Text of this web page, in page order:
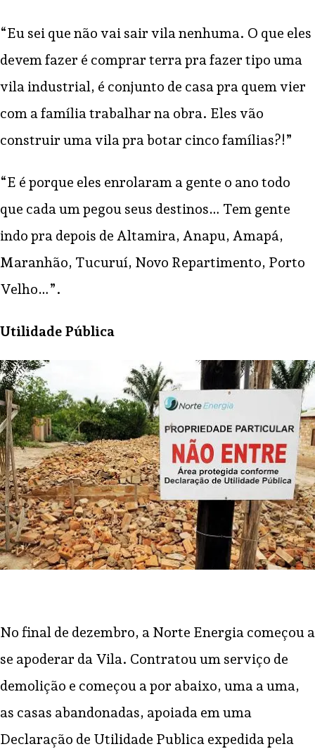
“Eu sei que não vai sair vila nenhuma. O que eles
devem fazer é comprar terra pra fazer tipo uma
vila industrial, é conjunto de casa pra quem vier
com a família trabalhar na obra. Eles vão
construir uma vila pra botar cinco famílias?!”
“E é porque eles enrolaram a gente o ano todo
que cada um pegou seus destinos… Tem gente
indo pra depois de Altamira, Anapu, Amapá,
Maranhão, Tucuruí, Novo Repartimento, Porto
Velho…”.
Utilidade Pública
No final de dezembro, a Norte Energia começou a
se apoderar da Vila. Contratou um serviço de
demolição e começou a por abaixo, uma a uma,
as casas abandonadas, apoiada em uma
Declaração de Utilidade Publica expedida pela